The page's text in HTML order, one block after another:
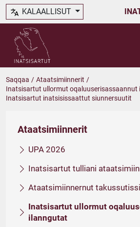
KALAALLISUT
Saqqaa / Ataatsimiinnerit /
Inatsisartut ullormut oqaluuserisassaannut
Inatsisartut inatsisissaattut siunnersuutit
Ataatsimiinnerit
UPA 2026
Inatsisartut tulliani
Ataatsimiinnernut
Inatsisartut ullormut
ilanngutat